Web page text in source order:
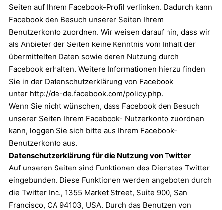
Seiten auf Ihrem Facebook-Profil verlinken. Dadurch kann
Facebook den Besuch unserer Seiten Ihrem
Benutzerkonto zuordnen. Wir weisen darauf hin, dass wir
als Anbieter der Seiten keine Kenntnis vom Inhalt der
übermittelten Daten sowie deren Nutzung durch
Facebook erhalten. Weitere Informationen hierzu finden
Sie in der Datenschutzerklärung von Facebook
unter http://de-de.facebook.com/policy.php.
Wenn Sie nicht wünschen, dass Facebook den Besuch
unserer Seiten Ihrem Facebook- Nutzerkonto zuordnen
kann, loggen Sie sich bitte aus Ihrem Facebook-
Benutzerkonto aus.
Datenschutzerklärung für die Nutzung von Twitter
Auf unseren Seiten sind Funktionen des Dienstes Twitter
eingebunden. Diese Funktionen werden angeboten durch
die Twitter Inc., 1355 Market Street, Suite 900, San
Francisco, CA 94103, USA. Durch das Benutzen von